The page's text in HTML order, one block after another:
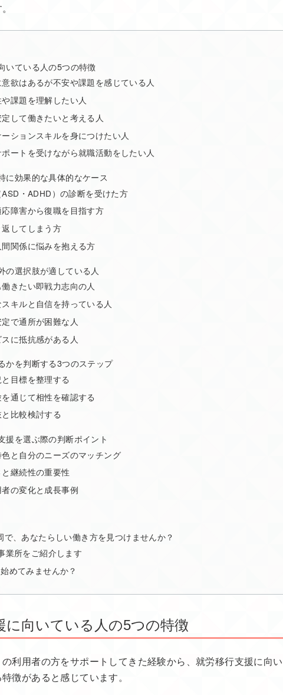
いている人の5つの特徴
欲はあるが不安や課題を感じている人
課題を理解したい人
して働きたいと考える人
ションスキルを身につけたい人
ートを受けながら就職活動をしたい人
に効果的な具体的なケース
・ADHD）の診断を受けた方
障害から復職を目指す方
してしまう方
関係に悩みを抱える方
の選択肢が適している人
きたい即戦力志向の人
キルと自信を持っている人
で通所が困難な人
に抵抗感がある人
かを判断する3つのステップ
目標を整理する
通じて相性を確認する
比較検討する
援を選ぶ際の判断ポイント
と自分のニーズのマッチング
継続性の重要性
の変化と成長事例
で、あなたらしい働き方を見つけませんか？
業所をご紹介します
めてみませんか？
に向いている人の5つの特徴
利用者の方をサポートしてきた経験から、就労移行支援に向い
徴があると感じています。